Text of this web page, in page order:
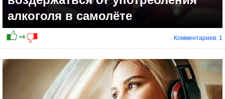
алкоголя в самолёте
Комментариев: 1